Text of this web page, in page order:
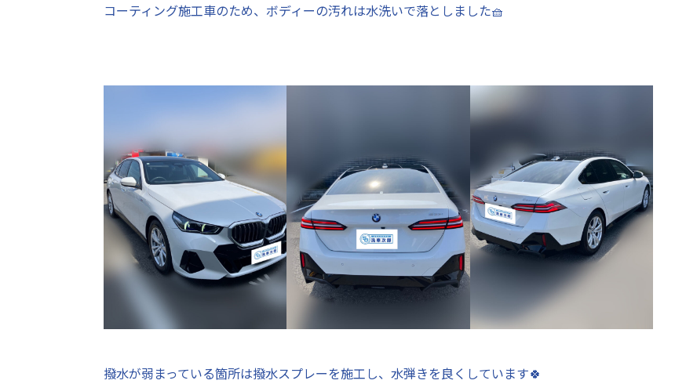
コーティング施工車のため、ボディーの汚れは水洗いで落としました🧺
撥水が弱まっている箇所は撥水スプレーを施工し、水弾きを良くしています🍀